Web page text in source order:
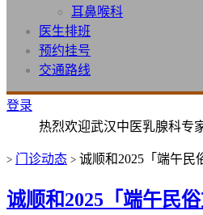
耳鼻喉科
医生排班
预约挂号
交通路线
登录
热烈欢迎武汉中医乳腺科专
> 门诊动态 > 诚顺和2025「端午
诚顺和2025「端午民